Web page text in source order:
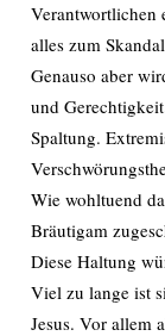
Verantwortlichen
alles zum
Genauso aber
und
Spaltung.
Wie wohltuend
Bräutigam
Diese Haltung
Viel zu lange ist
Jesus. Vor allem